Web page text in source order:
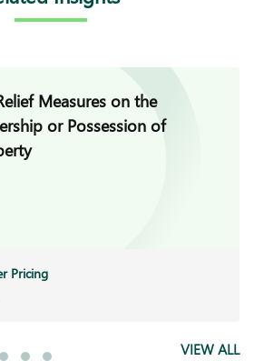
Measures on the
or Possession of
Pricing
VIEW ALL